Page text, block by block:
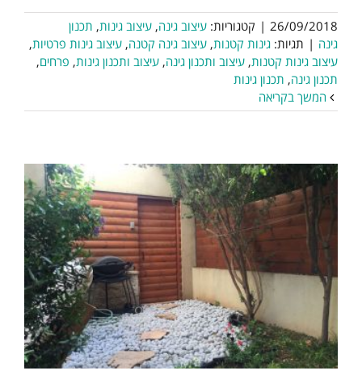
26/09/2018
| קטגוריות: עיצוב גינה, עיצוב גינות, תכנון
גינה | תגיות: גינות קטנות, עיצוב גינה קטנה, עיצוב גינות פרטיות,
עיצוב גינות קטנות, עיצוב ותכנון גינה, עיצוב ותכנון גינות, פרחים,
תכנון גינה, תכנון גינות
המשך בקריאה